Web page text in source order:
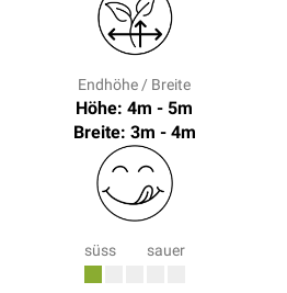
Endhöhe / Breite
Höhe: 4m - 5m
Breite: 3m - 4m
süss sauer